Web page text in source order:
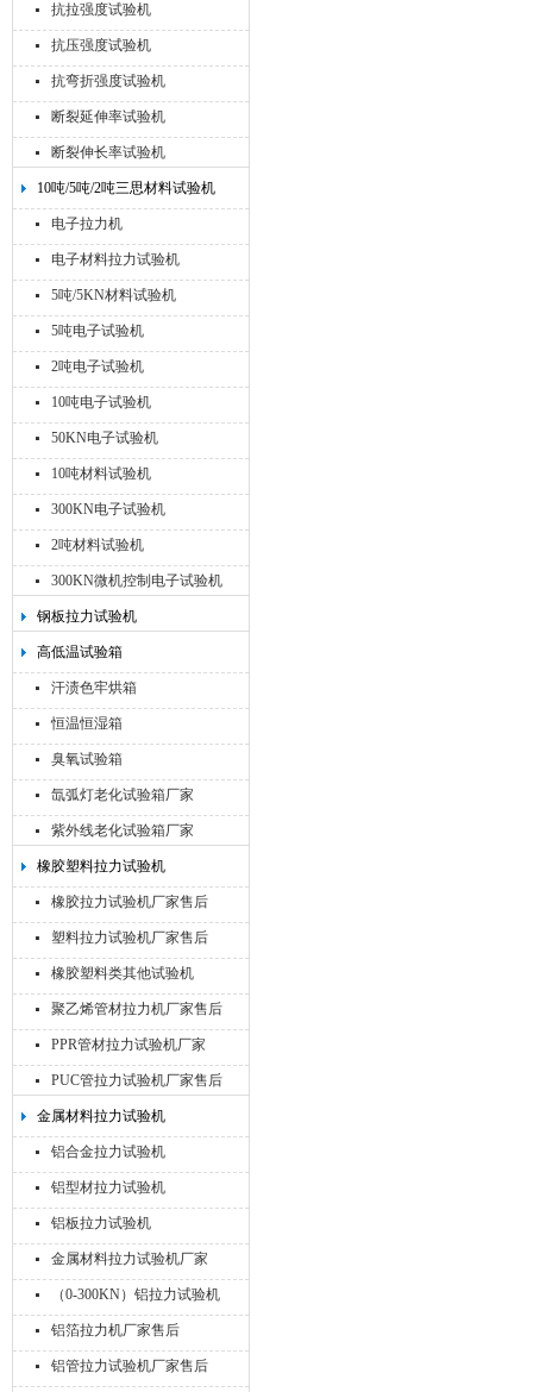
抗拉强度试验机
抗压强度试验机
抗弯折强度试验机
断裂延伸率试验机
断裂伸长率试验机
10吨/5吨/2吨三思材料试验机
电子拉力机
电子材料拉力试验机
5吨/5KN材料试验机
5吨电子试验机
2吨电子试验机
10吨电子试验机
50KN电子试验机
10吨材料试验机
300KN电子试验机
2吨材料试验机
300KN微机控制电子试验机
钢板拉力试验机
高低温试验箱
汗渍色牢烘箱
恒温恒湿箱
臭氧试验箱
氙弧灯老化试验箱厂家
紫外线老化试验箱厂家
橡胶塑料拉力试验机
橡胶拉力试验机厂家售后
塑料拉力试验机厂家售后
橡胶塑料类其他试验机
聚乙烯管材拉力机厂家售后
PPR管材拉力试验机厂家
PUC管拉力试验机厂家售后
金属材料拉力试验机
铝合金拉力试验机
铝型材拉力试验机
铝板拉力试验机
金属材料拉力试验机厂家
（0-300KN）铝拉力试验机
铝箔拉力机厂家售后
铝管拉力试验机厂家售后